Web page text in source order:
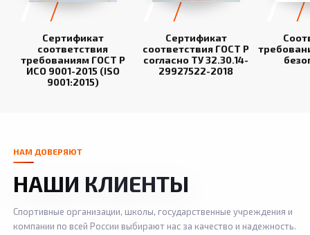
Сертификат
соответствия
требованиям ГОСТ Р
ИСО 9001-2015 (ISO
9001:2015)
Сертификат
соответствия ГОСТ Р
согласно ТУ 32.30.14-
29927522-2018
НАМ ДОВЕРЯЮТ
НАШИ КЛИЕНТЫ
Спортивные организации, школы, государственные учреждения и
компании по всей России выбирают нас за качество и надежность.